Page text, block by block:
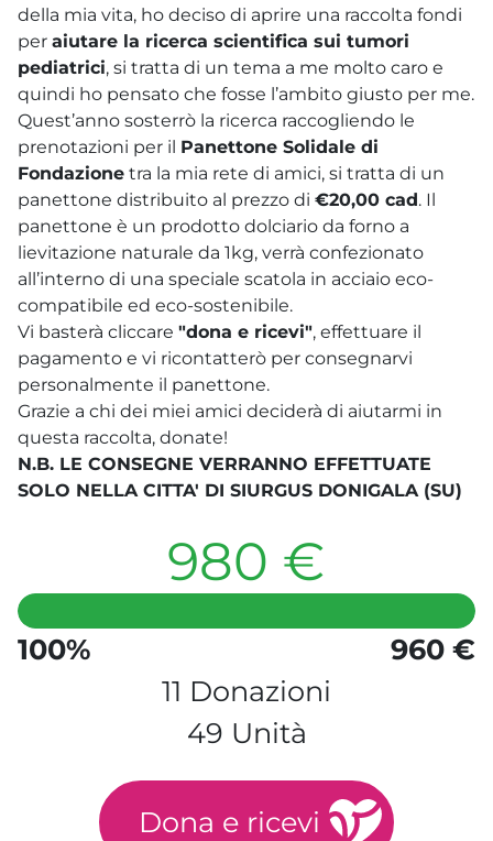
della mia vita, ho deciso di aprire una raccolta fondi
per aiutare la ricerca scientifica sui tumori
pediatrici, si tratta di un tema a me molto caro e
quindi ho pensato che fosse l’ambito giusto per me.
Quest’anno sosterrò la ricerca raccogliendo le
prenotazioni per il Panettone Solidale di
Fondazione tra la mia rete di amici, si tratta di un
panettone distribuito al prezzo di €20,00 cad. Il
panettone è un prodotto dolciario da forno a
lievitazione naturale da 1kg, verrà confezionato
all’interno di una speciale scatola in acciaio eco-
compatibile ed eco-sostenibile.
Vi basterà cliccare "dona e ricevi", effettuare il
pagamento e vi ricontatterò per consegnarvi
personalmente il panettone.
Grazie a chi dei miei amici deciderà di aiutarmi in
questa raccolta, donate!
N.B. LE CONSEGNE VERRANNO EFFETTUATE
SOLO NELLA CITTA' DI SIURGUS DONIGALA (SU)
980 €
100%
960 €
11 Donazioni
49 Unità
Dona e ricevi